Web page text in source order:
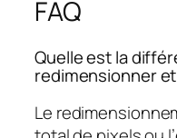
FAQ
Quelle est la
redimensionner
Le